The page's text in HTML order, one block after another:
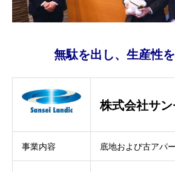
無駄を出し、生産性を
株式会社サ
事業内容 底地および古アパ